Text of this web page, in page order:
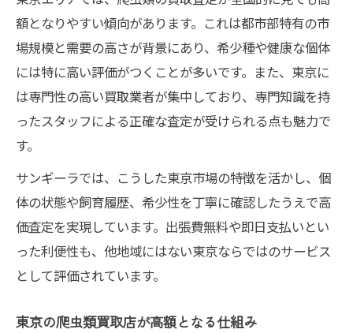
額となりやすい傾向があります。これは都市部特有の市
場規模と需要の高さが背景にあり、希少種や健康な個体
には特に高い評価がつくことが多いです。また、東京に
は専門性の高い買取業者が集中しており、専門知識を持
ったスタッフによる正確な査定が受けられる点も魅力で
す。
サンギーラでは、こうした東京市場の特徴を活かし、個
体の状態や飼育履歴、希少性を丁寧に確認したうえで高
価査定を実現しています。出張費無料や即日支払いとい
った利便性も、他地域にはない東京ならではのサービス
として評価されています。
東京の爬虫類買取店が高額となる仕組み